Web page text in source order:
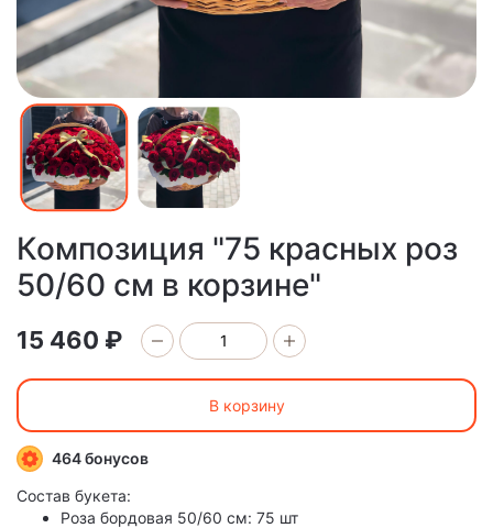
Композиция "75 красных роз
50/60 см в корзине"
15 460 ₽
В корзину
464 бонусов
Состав букета:
Роза бордовая 50/60 см: 75 шт